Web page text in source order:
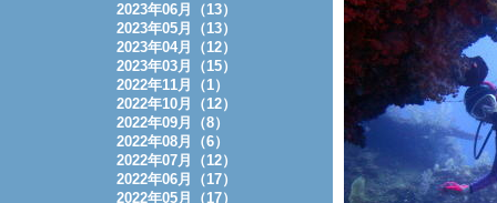
2023年06月（13）
2023年05月（13）
2023年04月（12）
2023年03月（15）
2022年11月（1）
2022年10月（12）
2022年09月（8）
2022年08月（6）
2022年07月（12）
2022年06月（17）
2022年05月（17）